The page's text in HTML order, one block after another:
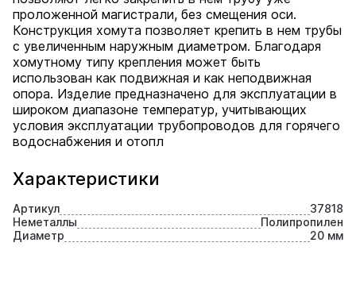
Характеристики
Артикул
37818
Неметаллы
Полипропилен
Диаметр
20 мм
проложенной магистрали, без смещения оси.
Конструкция хомута позволяет крепить в нем трубы
с увеличенным наружным диаметром. Благодаря
хомутному типу крепления может быть
использован как подвижная и как неподвижная
опора. Изделие предназначено для эксплуатации в
широком диапазоне температур, учитывающих
условия эксплуатации трубопроводов для горячего
водоснабжения и отопл